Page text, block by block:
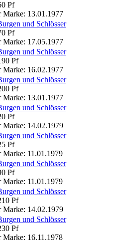
Pf
Marke: 13.01.1977
und Schlösser
Pf
Marke: 17.05.1977
und Schlösser
Pf
Marke: 16.02.1977
und Schlösser
Pf
Marke: 13.01.1977
und Schlösser
Pf
Marke: 14.02.1979
und Schlösser
Pf
Marke: 11.01.1979
und Schlösser
Pf
Marke: 11.01.1979
und Schlösser
Pf
Marke: 14.02.1979
und Schlösser
Pf
Marke: 16.11.1978